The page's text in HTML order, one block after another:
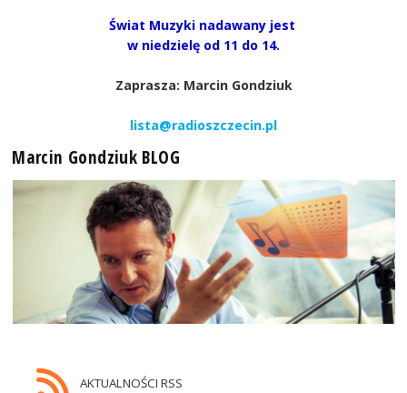
Świat Muzyki nadawany jest
w niedzielę od 11 do 14.
Zaprasza: Marcin Gondziuk
lista@radioszczecin.pl
Marcin Gondziuk BLOG
AKTUALNOŚCI RSS